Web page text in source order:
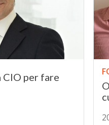
CIO per fare